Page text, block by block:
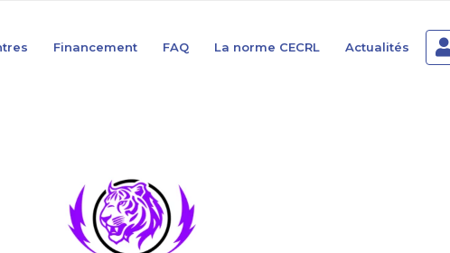
Financement FAQ La norme CECRL Actualités